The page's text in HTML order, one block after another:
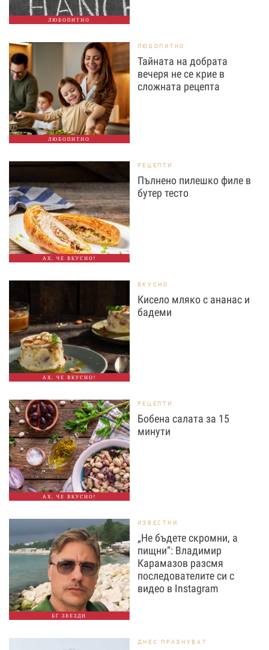
ЛЮБОПИТНО
ЛЮБОПИТНО
ЛЮБОПИТНО
Тайната на добрата
вечеря не се крие в
сложната рецепта
АХ, ЧЕ ВКУСНО!
РЕЦЕПТИ
Пълнено пилешко филе в
бутер тесто
АХ, ЧЕ ВКУСНО!
ВКУСНО
Кисело мляко с ананас и
бадеми
АХ, ЧЕ ВКУСНО!
РЕЦЕПТИ
Бобена салата за 15
минути
БГ ЗВЕЗДИ
ИЗВЕСТНИ
„Не бъдете скромни, а
пищни“: Владимир
Карамазов разсмя
последователите си с
видео в Instagram
ДНЕС ПРАЗНУВАТ